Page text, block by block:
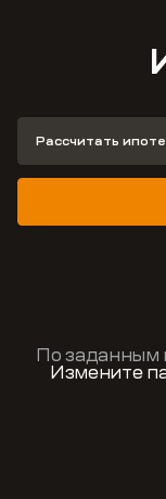
Рассчитать
По заданным
Измените